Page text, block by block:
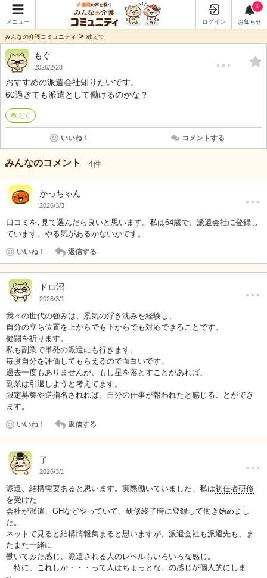
メニュー ログイン
1
お知らせ
みんなの介護コミュニティ > 教えて
もぐ
2026/2/28 …
おすすめの派遣会社知りたいです。
60過ぎても派遣として働けるのかな？
教えて
いいね！ コメントする
みんなのコメント 4件
かっちゃん
2026/3/3 …
口コミを､見て選んだら良いと思います。私は64歳で、派遣会社に登録し
ています。やる気があるかないかです。
いいね！ 返信する
ドロ沼
2026/3/1 …
我々の世代の強みは、景気の浮き沈みを経験し、
自分の立ち位置を上からでも下からでも対応できることです。
健闘を祈ります。
私も副業で単発の派遣にも行きます。
毎度自分を評価してもらえるので面白いです。
過去一度もありませんが、もし星を落とすことがあれば、
副業は引退しようと考えてます。
限定募集や逆指名されれば、自分の仕事が報われたと感じることができ
ます。
いいね！ 返信する
了
2026/3/1 …
派遣、結構需要あると思います。実際働いていました。私は初任者研修
を受けた
会社が派遣、GHなどやっていて、研修終了時に登録して働き始めまし
た。
ネットで見ると結構情報集まると思いますが、派遣会社も派遣先も、ま
たまた一緒に
働いてみた感じ、派遣される人のレベルもいろいろな感じ。
特に、これしか・・・って人はちょっとな。の感じが個人的にしま